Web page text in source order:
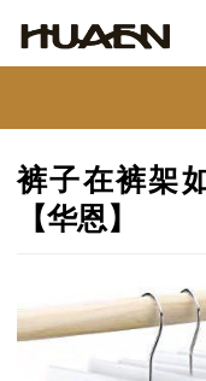
裤子在裤架
【华恩】